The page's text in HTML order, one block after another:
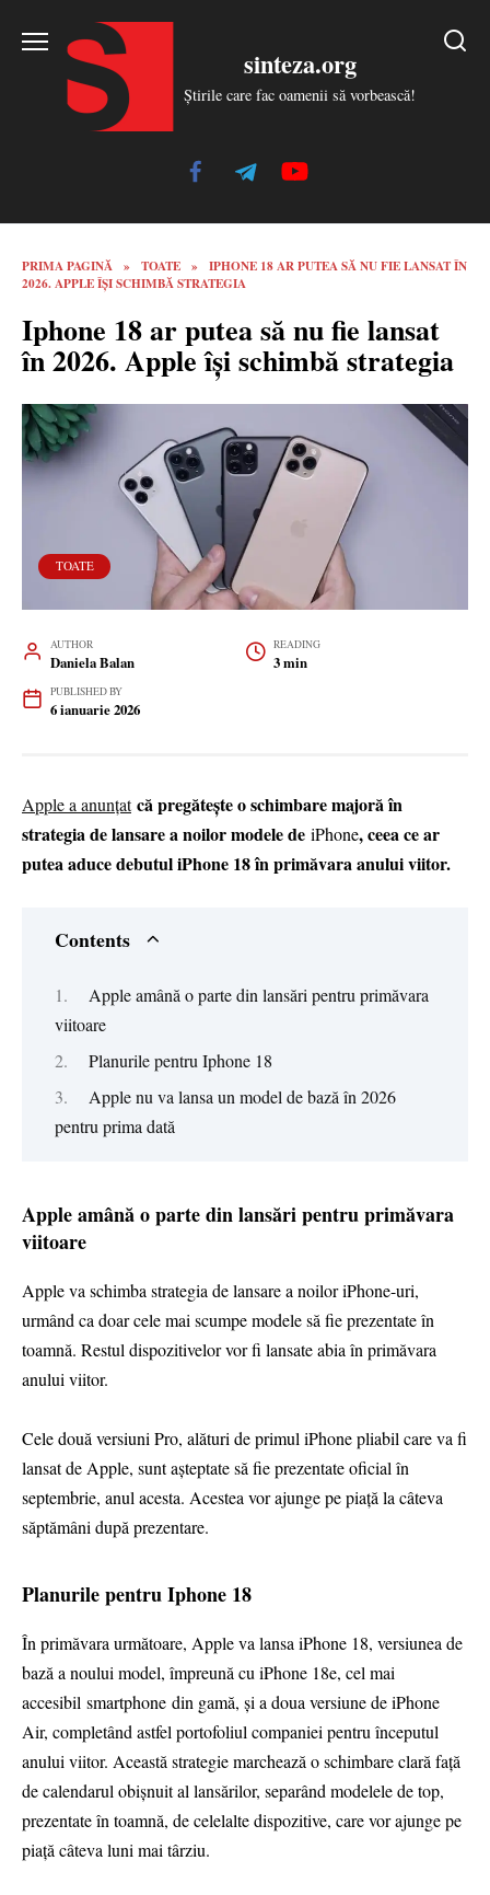
sinteza.org
Știrile care fac oamenii să vorbească!
PRIMA PAGINĂ » TOATE »
IPHONE 18 AR PUTEA SĂ NU FIE LANSAT ÎN
2026. APPLE ÎȘI SCHIMBĂ STRATEGIA
Iphone 18 ar putea să nu fie lansat
în 2026. Apple își schimbă strategia
TOATE
AUTHOR
Daniela Balan
READING
3 min
PUBLISHED BY
6 ianuarie 2026
Apple a anunțatcă pregătește o schimbare majoră în
strategia de lansare a noilor modele de iPhone, ceea ce ar
putea aduce debutul iPhone 18 în primăvara anului viitor.
Contents
Apple amână o parte din lansări pentru primăvara
viitoare
Planurile pentru Iphone 18
Apple nu va lansa un model de bază în 2026
pentru prima dată
Apple amână o parte din lansări pentru primăvara
viitoare
Apple va schimba strategia de lansare a noilor iPhone-uri,
urmând ca doar cele mai scumpe modele să fie prezentate în
toamnă. Restul dispozitivelor vor fi lansate abia în primăvara
anului viitor.
Cele două versiuni Pro, alături de primul iPhone pliabil care va fi
lansat de Apple, sunt aşteptate să fie prezentate oficial în
septembrie, anul acesta. Acestea vor ajunge pe piaţă la câteva
săptămâni după prezentare.
Planurile pentru Iphone 18
În primăvara următoare, Apple va lansa iPhone 18, versiunea de
bază a noului model, împreună cu iPhone 18e, cel mai
accesibil smartphone din gamă, și a doua versiune de iPhone
Air, completând astfel portofoliul companiei pentru începutul
anului viitor. Această strategie marchează o schimbare clară față
de calendarul obișnuit al lansărilor, separând modelele de top,
prezentate în toamnă, de celelalte dispozitive, care vor ajunge pe
piață câteva luni mai târziu.